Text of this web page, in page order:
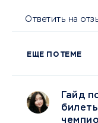
Ответить на
ЕЩЕ ПО ТЕМЕ
Гайд